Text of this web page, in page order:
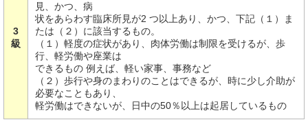
3
級
見、かつ、病
状をあらわす臨床所見が2 つ以上あり、かつ、下記（１）ま
たは（２）に該当するもの。
（１）軽度の症状があり、肉体労働は制限を受けるが、歩
行、軽労働や座業は
できるもの 例えば、軽い家事、事務など
（２）歩行や身のまわりのことはできるが、時に少し介助が
必要なこともあり、
軽労働はできないが、日中の50％以上は起居しているもの